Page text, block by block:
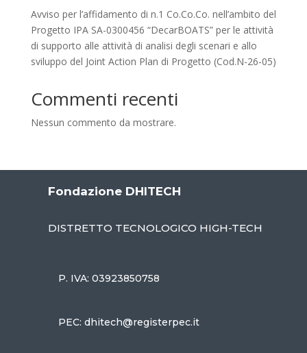
Avviso per l’affidamento di n.1 Co.Co.Co. nell’ambito del
Progetto IPA SA-0300456 “DecarBOATS” per le attività
di supporto alle attività di analisi degli scenari e allo
sviluppo del Joint Action Plan di Progetto (Cod.N-26-05)
Commenti recenti
Nessun commento da mostrare.
Fondazione DHITECH
DISTRETTO TECNOLOGICO HIGH-TECH
P. IVA: 03923850758
PEC: dhitech@registerpec.it